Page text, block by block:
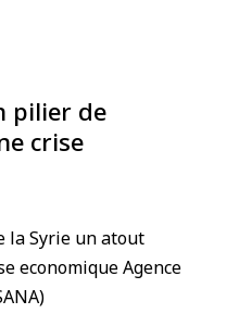
pilier de
crise